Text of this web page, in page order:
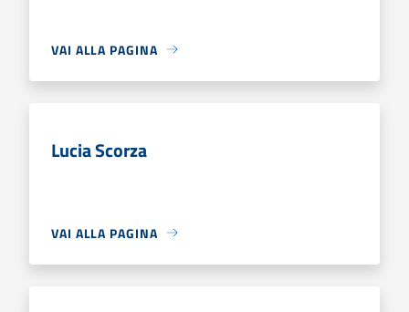
VAI ALLA PAGINA
Lucia Scorza
VAI ALLA PAGINA